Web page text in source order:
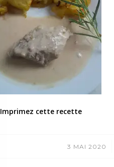
Imprimez cette recette
3 MAI 2020
/